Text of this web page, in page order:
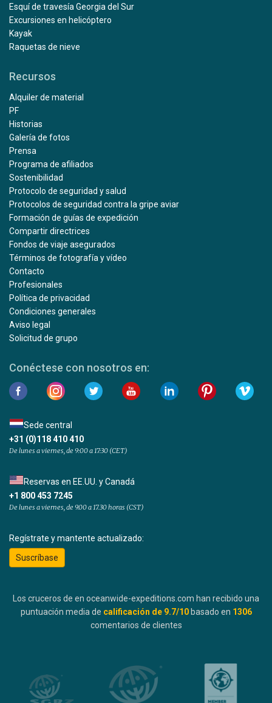
Esquí de travesía Georgia del Sur
Excursiones en helicóptero
Kayak
Raquetas de nieve
Recursos
Alquiler de material
PF
Historias
Galería de fotos
Prensa
Programa de afiliados
Sostenibilidad
Protocolo de seguridad y salud
Protocolos de seguridad contra la gripe aviar
Formación de guías de expedición
Compartir directrices
Fondos de viaje asegurados
Términos de fotografía y vídeo
Contacto
Profesionales
Política de privacidad
Condiciones generales
Aviso legal
Solicitud de grupo
Conéctese con nosotros en:
Sede central
+31 (0)118 410 410
De lunes a viernes, de 9:00 a 17:30 (CET)
Reservas en EE.UU. y Canadá
+1 800 453 7245
De lunes a viernes, de 9.00 a 17.30 horas (CST)
Regístrate y mantente actualizado:
Suscríbase
Los cruceros de en oceanwide-expeditions.com han recibido una
puntuación media de calificación de 9.7/10 basado en 1306
comentarios de clientes